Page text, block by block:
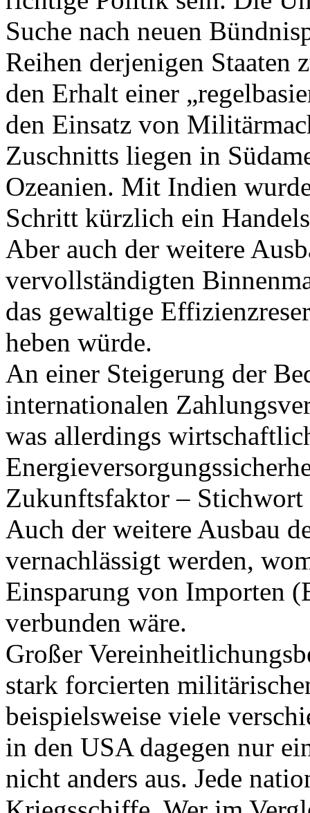
Suche nach neuen
Reihen derjenigen Staaten
den Erhalt einer
den Einsatz von
Zuschnitts liegen in
Ozeanien. Mit Indien
Schritt kürzlich ein
Aber auch der weitere
vervollständigten
das gewaltige
heben würde.
An einer Steigerung der
internationalen
was allerdings
Zukunftsfaktor –
Auch der weitere Ausbau
vernachlässigt werden,
Einsparung von Importen
verbunden wäre.
Großer
stark forcierten
beispielsweise viele
in den USA dagegen nur
nicht anders aus. Jede